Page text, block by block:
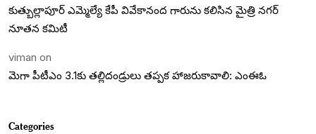
కుత్బుల్లాపూర్ ఎమ్మెల్యే కేపీ వివేకానంద గారును కలిసిన మైత్రి నగర్
నూతన కమిటీ
viman on
మెగా పీటీఎం 3.1కు తల్లిదండ్రులు తప్పక హాజరుకావాలి: ఎంఈఓ
Categories